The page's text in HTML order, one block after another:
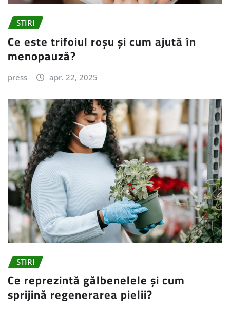
STIRI
Ce este trifoiul roșu și cum ajută în
menopauză?
press apr. 22, 2025
STIRI
Ce reprezintă gălbenelele și cum
sprijină regenerarea pielii?